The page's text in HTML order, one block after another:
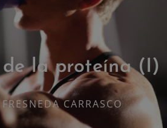
la proteína (I)
CARRASCO